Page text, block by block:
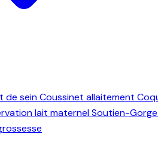
de seinCoussinet allaitement
lait maternelSoutien-